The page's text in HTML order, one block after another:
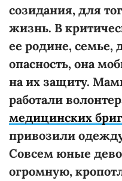
созидания, для
жизнь. В
ее родине, семье,
опасность, она
на их защиту.
работали
медицинских
привозили
Совсем юные
огромную,